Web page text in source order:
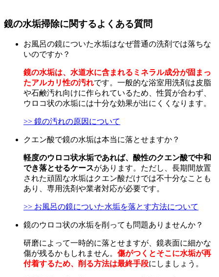
鏡の水垢掃除に関するよくある質問
お風呂の鏡についた水垢はなぜ普通の洗剤では落ちな
いのですか？
鏡の水垢は、水道水に含まれるミネラル成分が固まっ
たアルカリ性の汚れです。一般的な浴室用洗剤は皮脂
や石鹸汚れ向けに作られているため、性質が合わず、
ウロコ状の水垢には十分な効果が出にくくなります。
>> 鏡の汚れの原因について
クエン酸で鏡の水垢は本当に落とせますか？
軽度のウロコ状水垢であれば、酸性のクエン酸で中和
でき落とせるケースがあります。ただし、長期間放置
された頑固な水垢はクエン酸だけでは不十分なことも
あり、専用洗剤や業者対応が必要です。
>> お風呂の鏡についた水垢を落とす方法について
鏡のウロコ状の水垢を削っても問題ありませんか？
研磨によって一時的に落とせますが、鏡表面に細かな
傷が残るかもしれません。 傷がつくとそこに水垢が再
付着するため、削る方法は最終手段にしましょう。